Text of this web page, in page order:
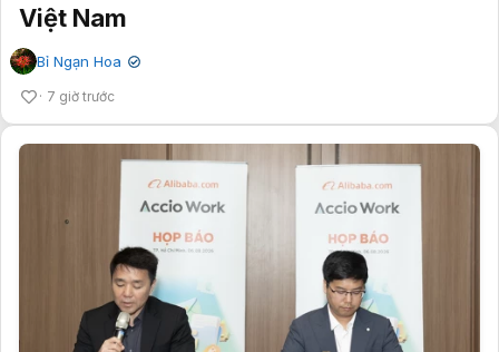
Việt Nam
Bỉ Ngạn Hoa ✔
7 giờ trước